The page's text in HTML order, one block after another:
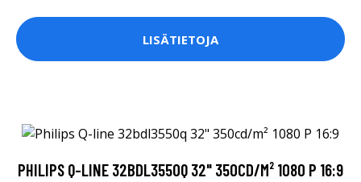
LISÄTIETOJA
PHILIPS Q-LINE 32BDL3550Q 32" 350CD/M² 1080 P 16:9